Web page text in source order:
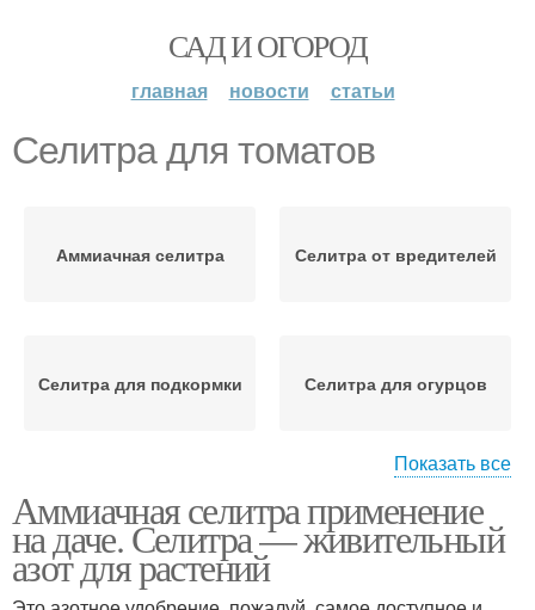
САД И ОГОРОД
главная новости статьи
Селитра для томатов
Аммиачная селитра Селитра от вредителей
Селитра для подкормки Селитра для огурцов
Селитра для роз
Показать все
Аммиачная селитра применение
на даче. Селитра — живительный
азот для растений